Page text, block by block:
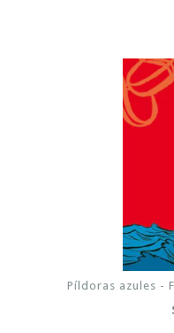
Píldoras azules -